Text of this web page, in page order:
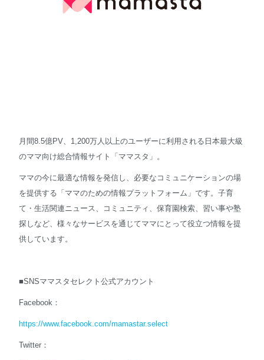
月間8.5億PV、1,200万人以上のユーザーに利用される日本最大級
のママ向け総合情報サイト「ママスタ」。
ママの今に最適な情報を発信し、必要なコミュニケーションの場
を提供する「ママのための情報プラットフォーム」です。子育
て・生活関連ニュース、コミュニティ、保育園検索、習い事や塾
探しなど、様々なサービスを通じてママにとって役立つ情報を提
供しています。
■SNSママスタセレクト公式アカウント
Facebook：
https://www.facebook.com/mamastar.select
Twitter：